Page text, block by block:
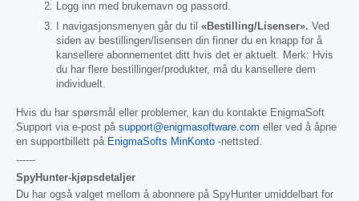
Logg inn med brukernavn og passord.
I navigasjonsmenyen går du til «Bestilling/Lisenser». Ved
siden av bestillingen/lisensen din finner du en knapp for å
kansellere abonnementet ditt hvis det er aktuelt. Merk: Hvis
du har flere bestillinger/produkter, må du kansellere dem
individuelt.
Hvis du har spørsmål eller problemer, kan du kontakte EnigmaSoft
Support via e-post på support@enigmasoftware.com eller ved å åpne
en supportbillett på EnigmaSofts MinKonto -nettsted.
------
SpyHunter-kjøpsdetaljer
Du har også valget mellom å abonnere på SpyHunter umiddelbart for